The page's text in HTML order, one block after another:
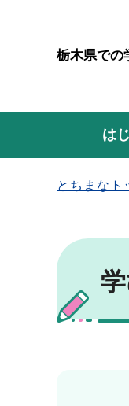
栃木県での
は
とちまなト